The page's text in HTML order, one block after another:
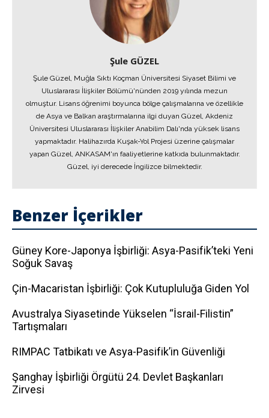
Şule GÜZEL
Şule Güzel, Muğla Sıktı Koçman Üniversitesi Siyaset Bilimi ve
Uluslararası İlişkiler Bölümü'nünden 2019 yılında mezun
olmuştur. Lisans öğrenimi boyunca bölge çalışmalarına ve özellikle
de Asya ve Balkan araştırmalarına ilgi duyan Güzel, Akdeniz
Üniversitesi Uluslararası İlişkiler Anabilim Dalı'nda yüksek lisans
yapmaktadır. Halihazırda Kuşak-Yol Projesi üzerine çalışmalar
yapan Güzel, ANKASAM'ın faaliyetlerine katkıda bulunmaktadır.
Güzel, iyi derecede İngilizce bilmektedir.
Benzer İçerikler
Güney Kore-Japonya İşbirliği: Asya-Pasifik’teki Yeni
Soğuk Savaş
Çin-Macaristan İşbirliği: Çok Kutupluluğa Giden Yol
Avustralya Siyasetinde Yükselen “İsrail-Filistin”
Tartışmaları
RIMPAC Tatbikatı ve Asya-Pasifik’in Güvenliği
Şanghay İşbirliği Örgütü 24. Devlet Başkanları
Zirvesi